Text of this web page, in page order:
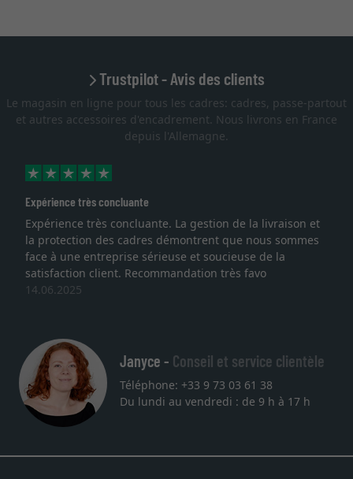
Trustpilot - Avis des clients
Le magasin en ligne pour tous les cadres: cadres, passe-partout
et autres accessoires d'encadrement. Nous livrons en France
depuis l'Allemagne.
concluante
concluante. La gestion de la livraison et
cadres démontrent que nous sommes
sérieuse et soucieuse de la
Recommandation très favo
Je
lithographie,
qualité sont
Janyce - Conseil et service clientèle
Téléphone: +33 9 73 03 61 38